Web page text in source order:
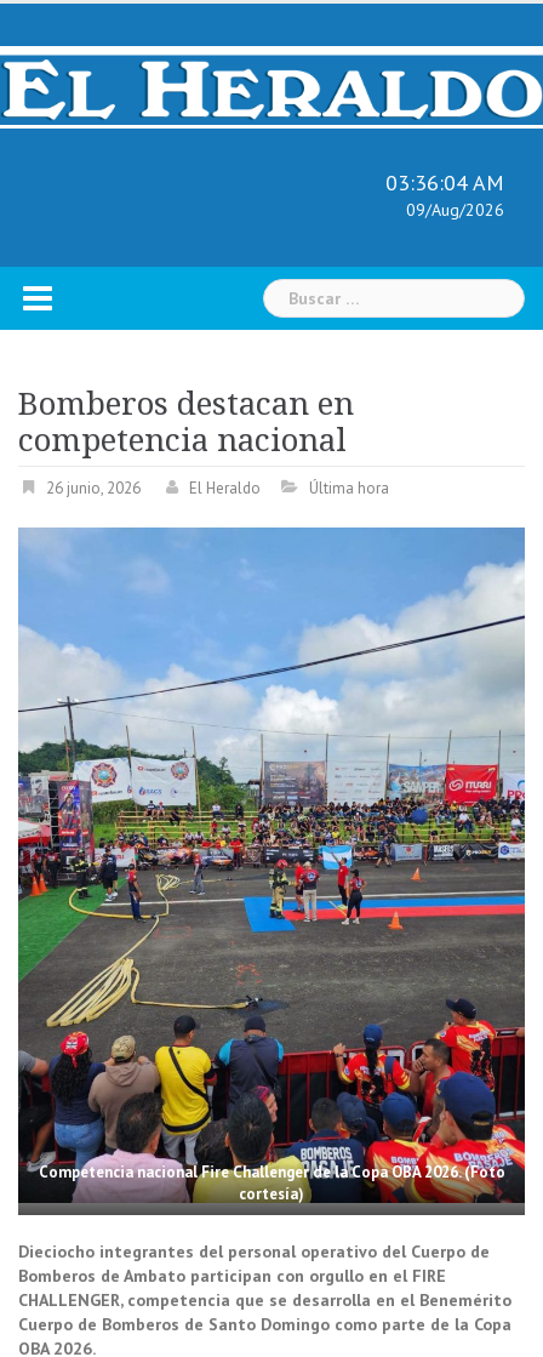
Skip
content
03:36:05 AM
09/Aug/2026
Buscar:
Bomberos destacan en
competencia nacional
26 junio, 2026 El Heraldo Última hora
Competencia nacional Fire Challenger de la Copa OBA 2026. (Foto
cortesía)
Dieciocho integrantes del personal operativo del Cuerpo de
Bomberos de Ambato participan con orgullo en el FIRE
CHALLENGER, competencia que se desarrolla en el Benemérito
Cuerpo de Bomberos de Santo Domingo como parte de la Copa
OBA 2026.